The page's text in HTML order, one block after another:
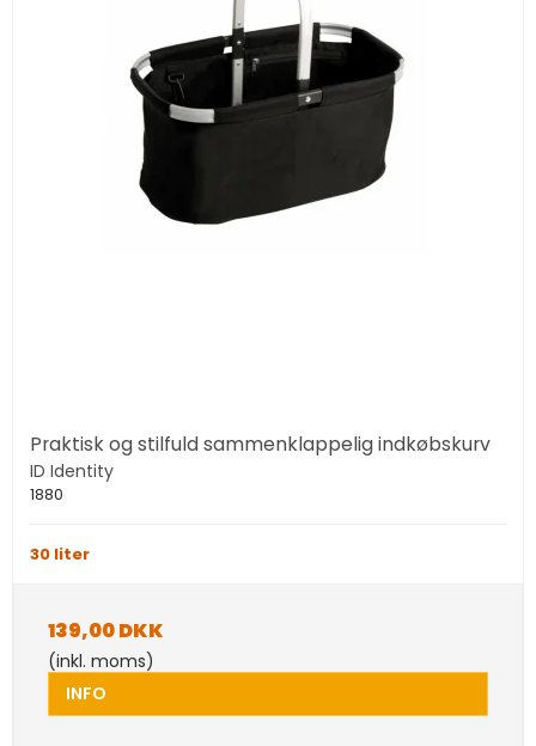
Praktisk og stilfuld sammenklappelig indkøbskurv
ID Identity
1880
30 liter
139,00 DKK
(inkl. moms)
INFO